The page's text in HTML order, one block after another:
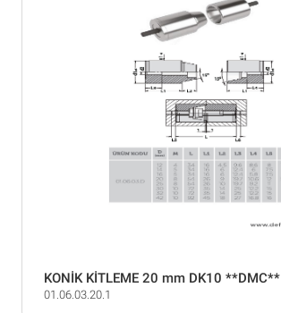
KONİK KİTLEME 20 mm DK10 **DMC**
01.06.03.20.1